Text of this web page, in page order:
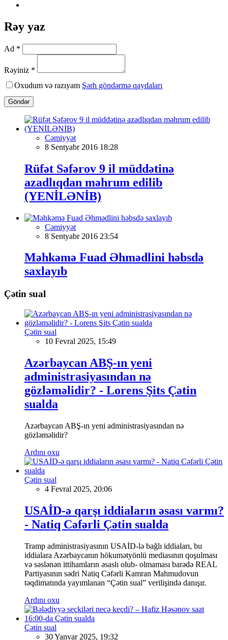
Rəy yaz
Ad *
Rəyiniz *
Oxudum və razıyam Şərh göndərmə qaydaları
Göndər
Cəmiyyət
8 Sentyabr 2016 18:28
Rüfət Səfərov 9 il müddətinə
azadlıqdan məhrum edilib
(YENİLƏNİB)
Cəmiyyət
8 Sentyabr 2016 23:54
Məhkəmə Fuad Əhmədlini həbsdə
saxlayıb
Çətin sual
Çətin sual
10 Fevral 2025, 15:49
Azərbaycan ABŞ-ın yeni
administrasiyasından nə
gözləməlidir? - Lorens Şits Çətin
sualda
Azərbaycan ABŞ-ın yeni administrasiyasından nə
gözləməlidir?
Ardını oxu
Çətin sual
4 Fevral 2025, 20:06
USAİD-ə qarşı iddiaların əsası varmı?
- Natiq Cəfərli Çətin sualda
Tramp administrasiyasının USAİD-lə bağlı iddiaları, bu
iddialara Azərbaycanın hökumətyönlü mediasının qoşulması
və səslənən ittihamların əsaslı olub- olmaması barədə REAL
Partiyasının sədri Natiq Cəfərli Kamran Mahmudovun
təqdimatında yayımlanan “Çətin sual” verilişində danışır.
Ardını oxu
Çətin sual
30 Yanvar 2025, 19:32